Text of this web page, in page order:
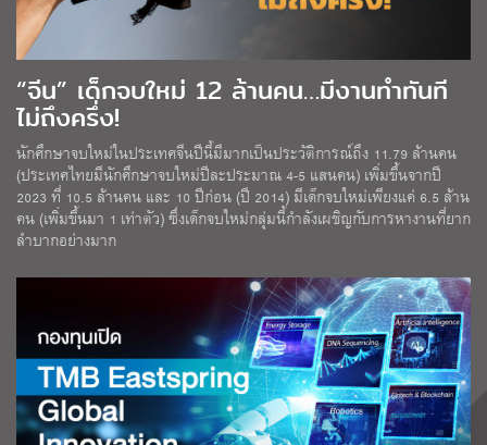
“จีน” เด็กจบใหม่ 12 ล้านคน…มีงานทำทันที
ไม่ถึงครึ่ง!
นักศึกษาจบใหม่ในประเทศจีนปีนี้มีมากเป็นประวัติการณ์ถึง 11.79 ล้านคน
(ประเทศไทยมีนักศึกษาจบใหม่ปีละประมาณ 4-5 แสนคน) เพิ่มขึ้นจากปี
2023 ที่ 10.5 ล้านคน และ 10 ปีก่อน (ปี 2014) มีเด็กจบใหม่เพียงแค่ 6.5 ล้าน
คน (เพิ่มขึ้นมา 1 เท่าตัว) ซึ่งเด็กจบใหม่กลุ่มนี้กำลังเผชิญกับการหางานที่ยาก
ลำบากอย่างมาก